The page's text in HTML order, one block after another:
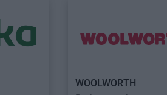
WOOLWORTH